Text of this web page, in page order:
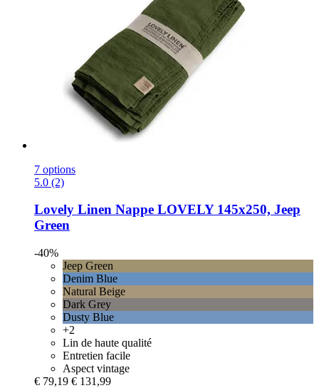
7 options
5.0 (2)
Lovely Linen Nappe LOVELY 145x250, Jeep
Green
-40%
Jeep Green
Denim Blue
Natural Beige
Dark Grey
Dusty Blue
+2
Lin de haute qualité
Entretien facile
Aspect vintage
€ 79,19 € 131,99